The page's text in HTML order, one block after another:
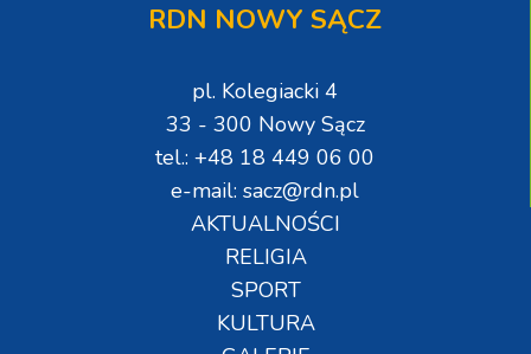
RDN NOWY SĄCZ
pl. Kolegiacki 4
33 - 300 Nowy Sącz
tel.: +48 18 449 06 00
e-mail: sacz@rdn.pl
AKTUALNOŚCI
RELIGIA
SPORT
KULTURA